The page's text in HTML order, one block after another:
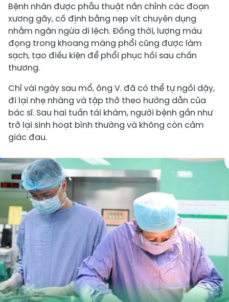
Bệnh nhân được phẫu thuật nắn chỉnh các đoạn
xương gãy, cố định bằng nẹp vít chuyên dụng
nhằm ngăn ngừa di lệch. Đồng thời, lượng máu
đọng trong khoang màng phổi cũng được làm
sạch, tạo điều kiện để phổi phục hồi sau chấn
thương.
Chỉ vài ngày sau mổ, ông V. đã có thể tự ngồi dậy,
đi lại nhẹ nhàng và tập thở theo hướng dẫn của
bác sĩ. Sau hai tuần tái khám, người bệnh gần như
trở lại sinh hoạt bình thường và không còn cảm
giác đau.